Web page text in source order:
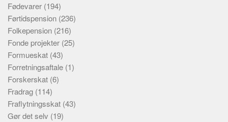
Fødevarer (194)
Førtidspension (236)
Folkepension (216)
Fonde projekter (25)
Formueskat (43)
Forretningsaftale (1)
Forskerskat (6)
Fradrag (114)
Fraflytningsskat (43)
Gør det selv (19)